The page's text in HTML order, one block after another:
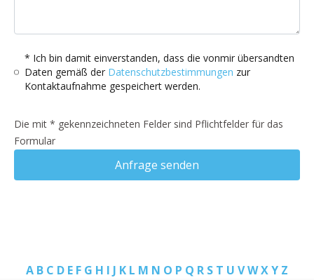
* Ich bin damit einverstanden, dass die vonmir übersandten
Daten gemäß der Datenschutzbestimmungen zur
Kontaktaufnahme gespeichert werden.
Die mit * gekennzeichneten Felder sind Pflichtfelder für das
Formular
Anfrage senden
A B C D E F G H I J K L M N O P Q R S T U VWXY Z